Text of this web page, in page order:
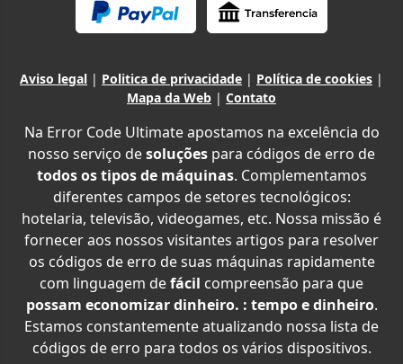
Aviso legal | Politica de privacidade | Política de cookies |
Mapa da Web | Contato
Na Error Code Ultimate apostamos na excelência do
nosso serviço desoluções para códigos de erro de
todos os tipos de máquinas. Complementamos
diferentes campos de setores tecnológicos:
hotelaria, televisão, videogames, etc. Nossa missão é
fornecer aos nossos visitantes artigos para resolver
os códigos de erro de suas máquinas rapidamente
com linguagem defácil compreensão para que
possam economizar dinheiro. : tempo e dinheiro.
Estamos constantemente atualizando nossa lista de
códigos de erro para todos os vários dispositivos.